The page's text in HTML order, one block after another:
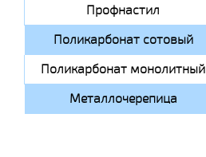
Профнастил
Поликарбонат сотовый
Поликарбонат монолитный
Металлочерепица